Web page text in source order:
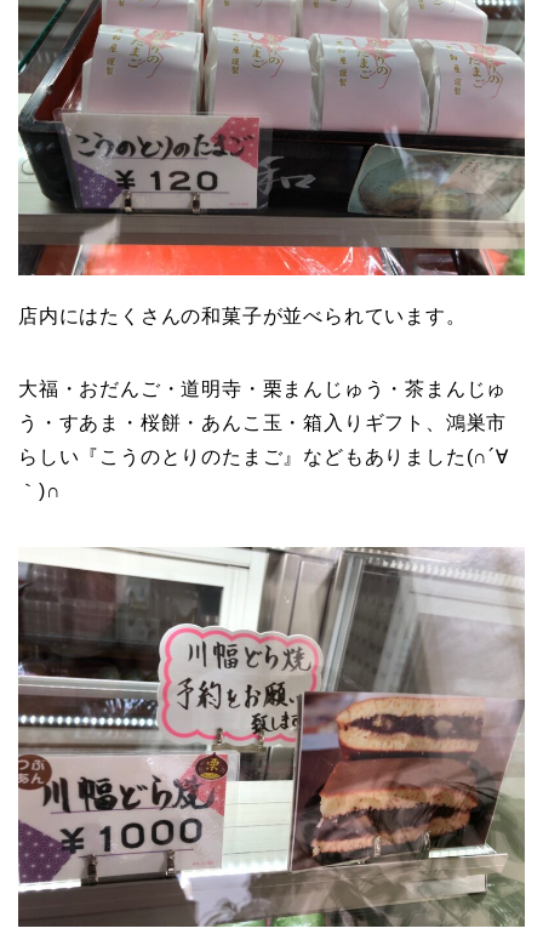
店内にはたくさんの和菓子が並べられています。
大福・おだんご・道明寺・栗まんじゅう・茶まんじゅ
う・すあま・桜餅・あんこ玉・箱入りギフト、鴻巣市
らしい『こうのとりのたまご』などもありました(∩´∀
｀)∩